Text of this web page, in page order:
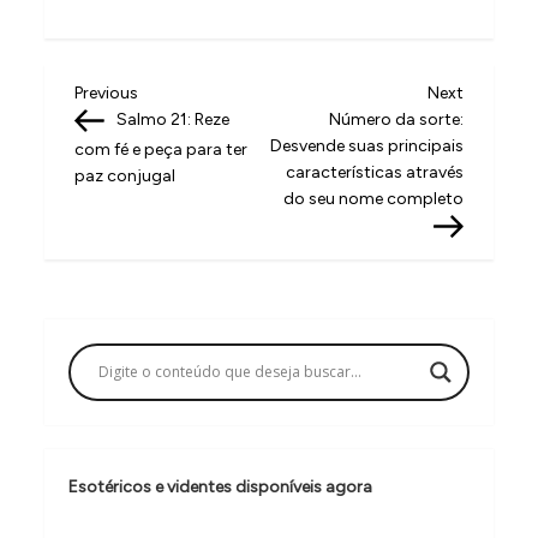
N
a
v
ç
ã
o
e
Previous
Post
Previous
Salmo 21: Reze
com fé e peça para ter
paz conjugal
Next
Post
Next
Número da sorte:
Desvende suas principais
características através
do seu nome completo
Esotéricos e videntes disponíveis agora